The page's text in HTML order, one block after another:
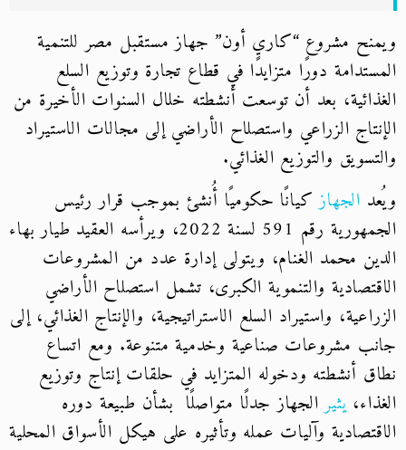
ويمنح مشروع “كاري أون” جهاز مستقبل مصر للتنمية
المستدامة دورًا متزايدًا في قطاع تجارة وتوزيع السلع
الغذائية، بعد أن توسعت أنشطته خلال السنوات الأخيرة من
الإنتاج الزراعي واستصلاح الأراضي إلى مجالات الاستيراد
والتسويق والتوزيع الغذائي.
ويُعد الجهازكيانًا حكوميًا أُنشئ بموجب قرار رئيس
الجمهورية رقم 591 لسنة 2022، ويرأسه العقيد طيار بهاء
الدين محمد الغنام، ويتولى إدارة عدد من المشروعات
الاقتصادية والتنموية الكبرى، تشمل استصلاح الأراضي
الزراعية، واستيراد السلع الاستراتيجية، والإنتاج الغذائي، إلى
جانب مشروعات صناعية وخدمية متنوعة. ومع اتساع
نطاق أنشطته ودخوله المتزايد في حلقات إنتاج وتوزيع
الغذاء، يثيرالجهاز جدلًا متواصلًا بشأن طبيعة دوره
الاقتصادية وآليات عمله وتأثيره على هيكل الأسواق المحلية